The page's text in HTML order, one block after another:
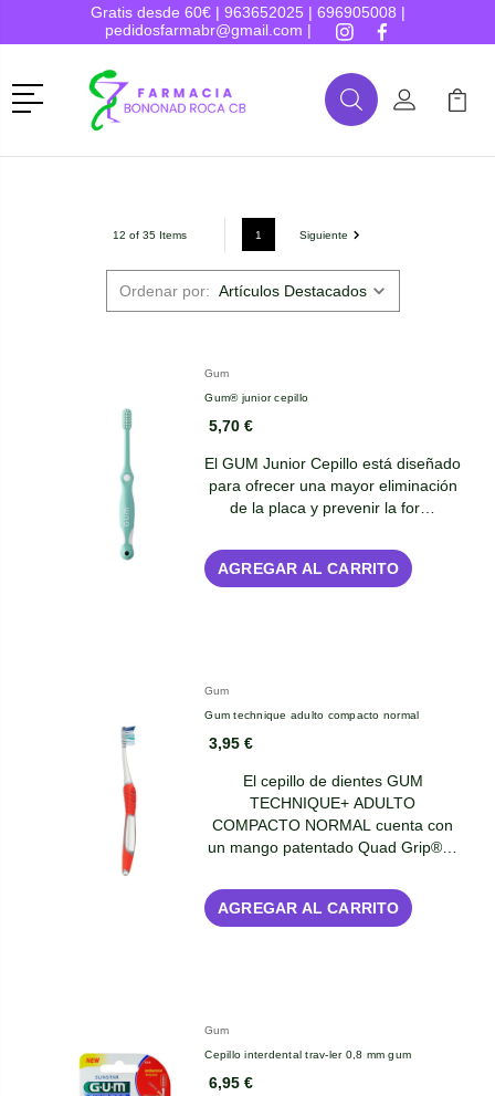
Gratis desde 60€ | 963652025 | 696905008 |
pedidosfarmabr@gmail.com |
Menú
BuscarMi Cuenta
Mi
12 of 35 Items 1 Siguiente
Ordenar por:
Gum
Gum® junior cepillo
5,70 €
El GUM Junior Cepillo está diseñado
para ofrecer una mayor eliminación
de la placa y prevenir la for…
AGREGAR AL CARRITO
Gum
Gum technique adulto compacto normal
3,95 €
El cepillo de dientes GUM
TECHNIQUE+ ADULTO
COMPACTO NORMAL cuenta con
un mango patentado Quad Grip®…
AGREGAR AL CARRITO
Gum
Cepillo interdental trav-ler 0,8 mm gum
6,95 €